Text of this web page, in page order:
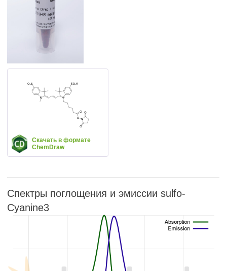
Скачать в формате
ChemDraw
Спектры поглощения и эмиссии sulfo-
Cyanine3